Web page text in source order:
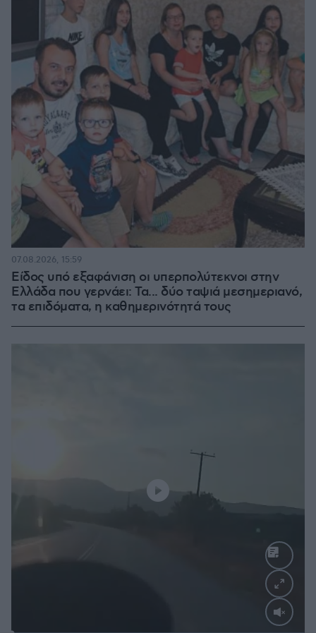
Είδος υπό εξαφάνιση οι υπερπολύτεκνοι στην
Ελλάδα που γερνάει: Τα... δύο ταψιά μεσημεριανό,
τα επιδόματα, η καθημερινότητά τους
07.08.2026, 15:59